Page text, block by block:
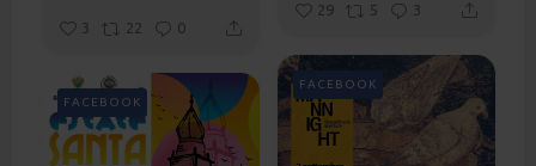
3 22 0
29 5 3
FACEBOOK
FACEBOOK